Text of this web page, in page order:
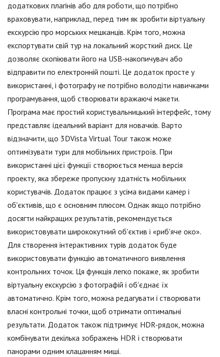
додаткових плагінів або для роботи, що потрібно
враховувати, наприклад, перед тим як зробити віртуальну
екскурсію про морських мешканців. Крім того, можна
експортувати свій тур на локальний жорсткий диск. Це
дозволяє скопіювати його на USB-накопичувач або
відправити по електронній пошті. Це додаток просте у
використанні, і фотографу не потрібно володіти навичками
програмування, щоб створювати вражаючі макети.
Програма має простий користувальницький інтерфейс, тому
представляє ідеальний варіант для новачків. Варто
відзначити, що 3DVista Virtual Tour також може
оптимізувати тури для мобільних пристроїв. При
використанні цієї функції створюється менша версія
проекту, яка збереже пропускну здатність мобільних
користувачів. Додаток працює з усіма видами камер і
об'єктивів, що є основним плюсом. Однак якщо потрібно
досягти найкращих результатів, рекомендується
використовувати ширококутний об'єктив і «риб'яче око».
Для створення інтерактивних турів додаток буде
використовувати функцію автоматичного виявлення
контрольних точок. Ця функція легко покаже, як зробити
віртуальну екскурсію з фотографій і об'єднає їх
автоматично. Крім того, можна редагувати і створювати
власні контрольні точки, щоб отримати оптимальні
результати. Додаток також підтримує HDR-рядок, можна
комбінувати декілька зображень HDR і створювати
панорами одним клацанням миші.